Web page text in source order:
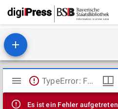
Mirador
Viewer
TypeError: Failed to fetch
Es ist ein Fehler aufgetreten